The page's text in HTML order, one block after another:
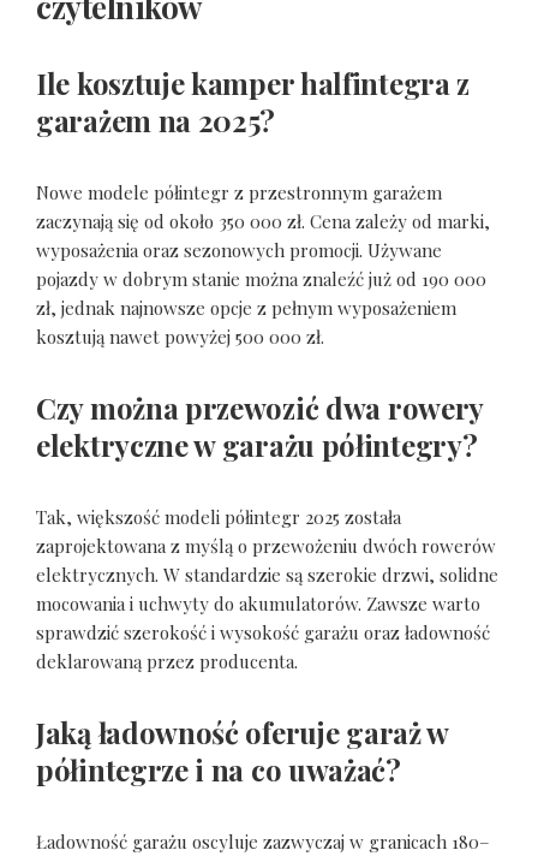
Ile kosztuje kamper halfintegra z
garażem na 2025?
Nowe modele półintegr z przestronnym garażem
zaczynają się od około 350 000 zł. Cena zależy od marki,
wyposażenia oraz sezonowych promocji. Używane
pojazdy w dobrym stanie można znaleźć już od 190 000
zł, jednak najnowsze opcje z pełnym wyposażeniem
kosztują nawet powyżej 500 000 zł.
Czy można przewozić dwa rowery
elektryczne w garażu półintegry?
Tak, większość modeli półintegr 2025 została
zaprojektowana z myślą o przewożeniu dwóch rowerów
elektrycznych. W standardzie są szerokie drzwi, solidne
mocowania i uchwyty do akumulatorów. Zawsze warto
sprawdzić szerokość i wysokość garażu oraz ładowność
deklarowaną przez producenta.
Jaką ładowność oferuje garaż w
półintegrze i na co uważać?
Ładowność garażu oscyluje zazwyczaj w granicach 180–